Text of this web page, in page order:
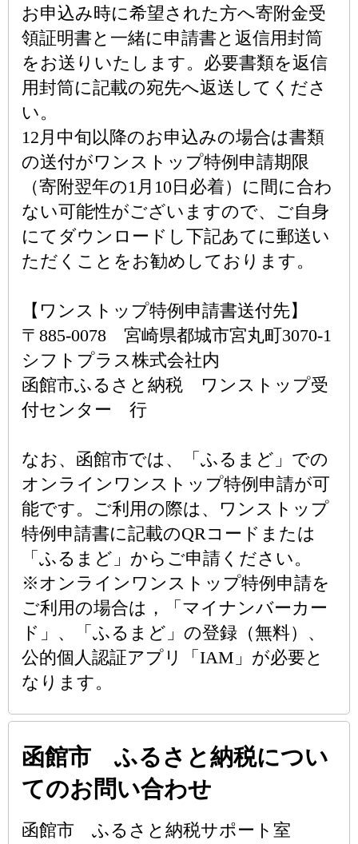
お申込み時に希望された方へ寄附金受
領証明書と一緒に申請書と返信用封筒
をお送りいたします。必要書類を返信
用封筒に記載の宛先へ返送してくださ
い。
12月中旬以降のお申込みの場合は書類
の送付がワンストップ特例申請期限
（寄附翌年の1月10日必着）に間に合わ
ない可能性がございますので、ご自身
にてダウンロードし下記あてに郵送い
ただくことをお勧めしております。
【ワンストップ特例申請書送付先】
〒885-0078 宮崎県都城市宮丸町3070-1
シフトプラス株式会社内
函館市ふるさと納税 ワンストップ受
付センター 行
なお、函館市では、「ふるまど」での
オンラインワンストップ特例申請が可
能です。ご利用の際は、ワンストップ
特例申請書に記載のQRコードまたは
「ふるまど」からご申請ください。
※オンラインワンストップ特例申請を
ご利用の場合は，「マイナンバーカー
ド」、「ふるまど」の登録（無料）、
公的個人認証アプリ「IAM」が必要と
なります。
函館市 ふるさと納税につい
てのお問い合わせ
函館市 ふるさと納税サポート室